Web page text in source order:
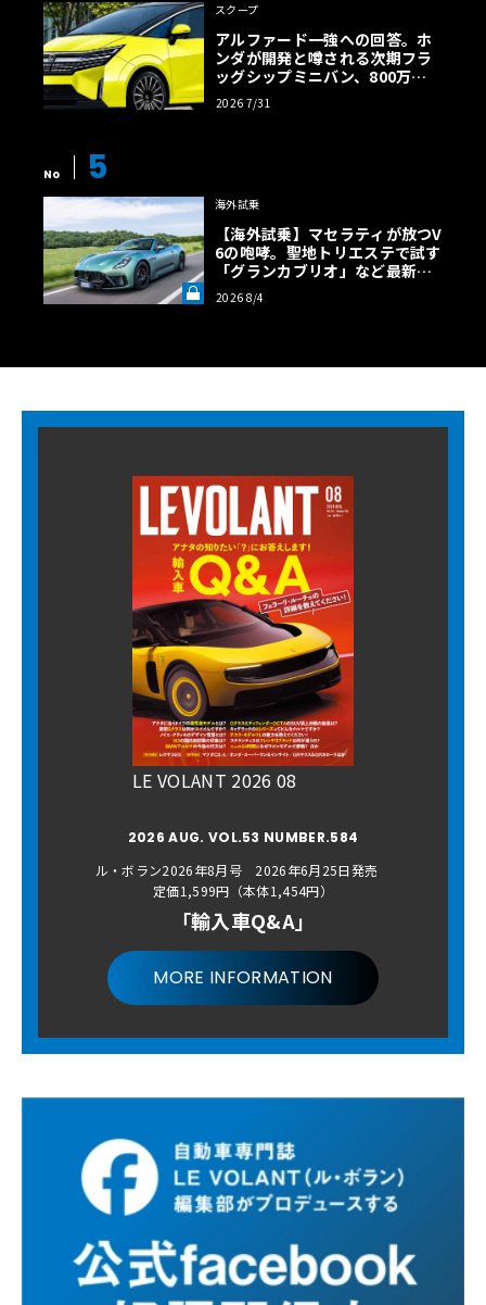
スクープ
アルファード一強への回答。ホ
ンダが開発と噂される次期フラ
ッグシップミニバン、800万円
超の勝算【予想CG】
2026 7/31
No 5
海外試乗
【海外試乗】マセラティが放つV
6の咆哮。聖地トリエステで試す
「グランカブリオ」など最新ト
ロフェオ3台の官能評価《LE VO
LANT LAB》
2026 8/4
LE VOLANT 2026 08
2026 AUG. VOL.53 NUMBER.584
ル・ボラン2026年8月号 2026年6月25日発売
定価1,599円（本体1,454円）
「輸入車Q&A」
MORE INFORMATION